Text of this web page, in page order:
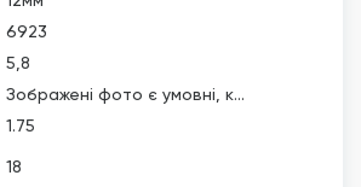
6923
5,8
Зображені фото є умовні, к...
1.75
18